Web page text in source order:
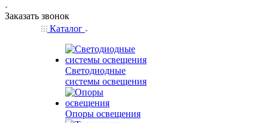
Заказать звонок
Каталог
Светодиодные
системы освещения
Опоры освещения